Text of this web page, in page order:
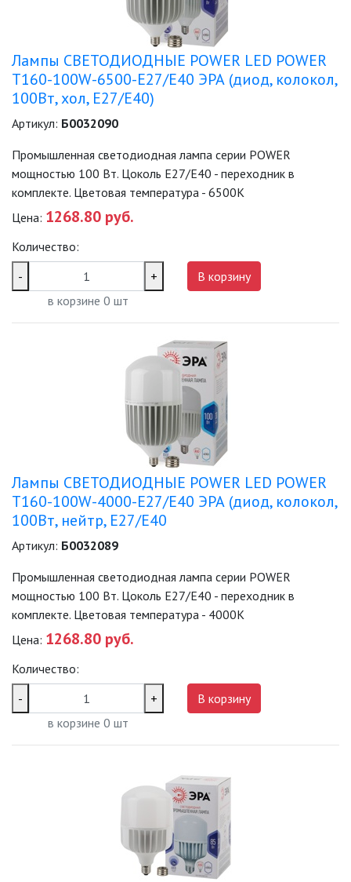
Лампы СВЕТОДИОДНЫЕ POWER LED POWER
T160-100W-6500-E27/E40 ЭРА (диод, колокол,
100Вт, хол, E27/E40)
Артикул: Б0032090
Промышленная светодиодная лампа серии POWER
мощностью 100 Вт. Цоколь Е27/E40 - переходник в
комплекте. Цветовая температура - 6500K
Цена: 1268.80 руб.
Количество:
-
+
в корзине 0 шт
В корзину
Лампы СВЕТОДИОДНЫЕ POWER LED POWER
T160-100W-4000-E27/E40 ЭРА (диод, колокол,
100Вт, нейтр, E27/E40
Артикул: Б0032089
Промышленная светодиодная лампа серии POWER
мощностью 100 Вт. Цоколь Е27/E40 - переходник в
комплекте. Цветовая температура - 4000K
Цена: 1268.80 руб.
Количество:
-
+
в корзине 0 шт
В корзину